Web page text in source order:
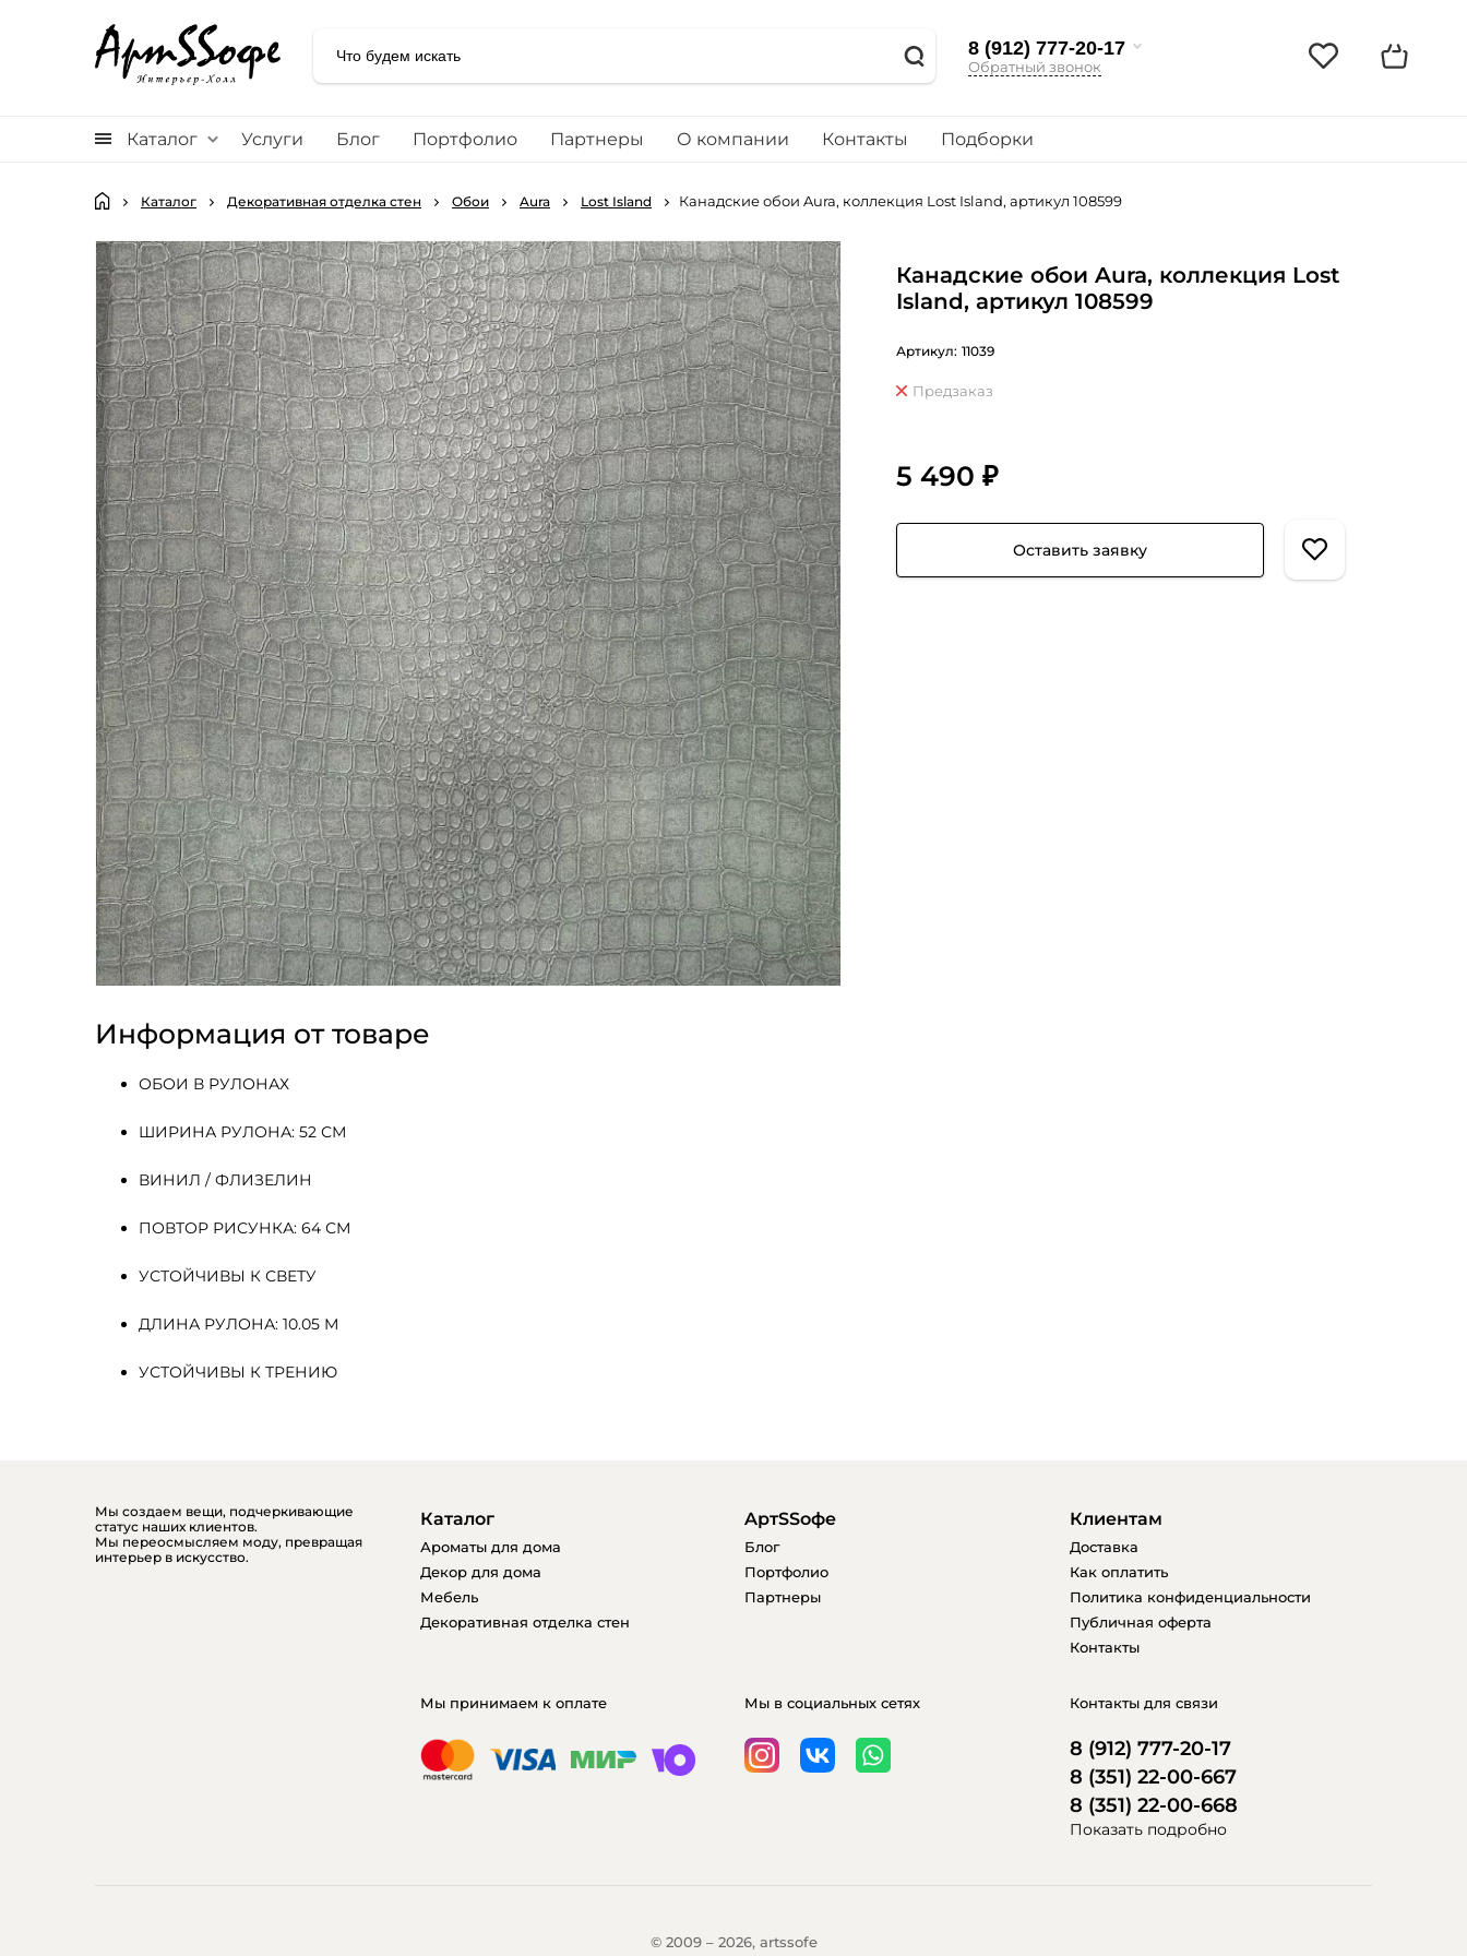
8 (912) 777-20-17
Обратный звонок
Каталог Услуги Блог Портфолио Партнеры О компании Контакты Подборки
Каталог Декоративная отделка стен Обои Aura Lost Island Канадские обои Aura, коллекция Lost Island, артикул 108599
Информация от товаре
ОБОИ В РУЛОНАХ
ШИРИНА РУЛОНА: 52 СМ
ВИНИЛ / ФЛИЗЕЛИН
ПОВТОР РИСУНКА: 64 СМ
УСТОЙЧИВЫ К СВЕТУ
ДЛИНА РУЛОНА: 10.05 М
УСТОЙЧИВЫ К ТРЕНИЮ
Канадские обои Aura, коллекция Lost
Island, артикул 108599
Артикул: 11039
Предзаказ
5 490 ₽
Оставить заявку
Мы создаем вещи, подчеркивающие
статус наших клиентов.
Мы переосмысляем моду, превращая
интерьер в искусство.
Каталог
Ароматы для дома
Декор для дома
Мебель
Декоративная отделка стен
AртSSофе
Блог
Портфолио
Партнеры
Клиентам
Доставка
Как оплатить
Политика конфиденциальности
Публичная оферта
Контакты
Мы принимаем к оплате Мы в социальных сетях Контакты для связи
8 (912) 777-20-17
8 (351) 22-00-667
8 (351) 22-00-668
Показать подробно
© 2009 – 2026, artssofe